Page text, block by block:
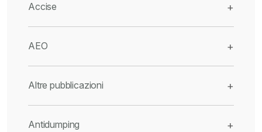
Accise +
AEO +
Altre pubblicazioni +
Antidumping +